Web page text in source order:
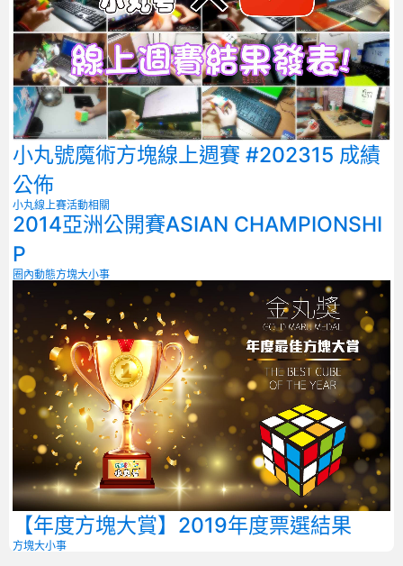
小丸號魔術方塊線上週賽 #202315 成績
公佈
小丸線上賽活動相關
2014亞洲公開賽ASIAN CHAMPIONSHI
P
圈內動態方塊大小事
【年度方塊大賞】2019年度票選結果
方塊大小事